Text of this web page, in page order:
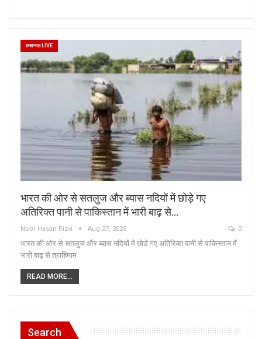
लखनऊ LIVE
भारत की ओर से सतलुज और ब्यास नदियों में छोड़े गए
अतिरिक्त पानी से पाकिस्तान में भारी बाढ़ से…
Noor Hasan Rizvi Aug 27, 2025 0
भारत की ओर से सतलुज और ब्यास नदियों में छोड़े गए अतिरिक्त पानी से पाकिस्तान में
भारी बाढ़ से त्राहिमाम
READ MORE...
Search